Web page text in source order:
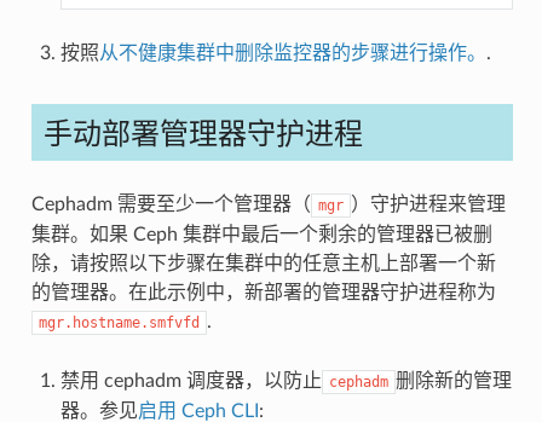
按照从不健康集群中删除监控器的步骤进行操作。 .
手动部署管理器守护进程
Cephadm 需要至少一个管理器（ mgr ）守护进程来管理
集群。如果 Ceph 集群中最后一个剩余的管理器已被删
除，请按照以下步骤在集群中的任意主机上部署一个新
的管理器。在此示例中，新部署的管理器守护进程称为
mgr.hostname.smfvfd .
禁用 cephadm 调度器，以防止 cephadm 删除新的管理
器。参见启用 Ceph CLI :